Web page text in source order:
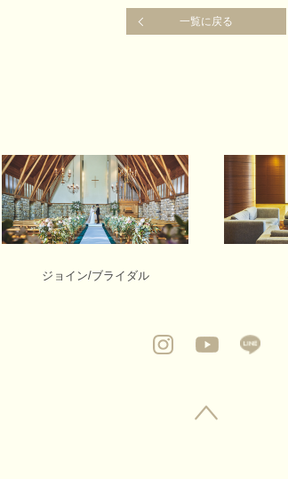
一覧に戻る
一覧に戻る
ジョイン/ブライダル